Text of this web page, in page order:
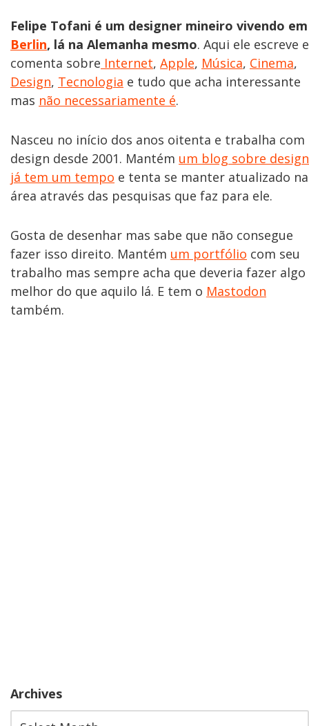
Felipe Tofani é um designer mineiro vivendo em
Berlin, lá na Alemanha mesmo. Aqui ele escreve e
comenta sobre Internet, Apple, Música, Cinema,
Design, Tecnologia e tudo que acha interessante
mas não necessariamente é.
Nasceu no início dos anos oitenta e trabalha com
design desde 2001. Mantém um blog sobre design
já tem um tempo e tenta se manter atualizado na
área através das pesquisas que faz para ele.
Gosta de desenhar mas sabe que não consegue
fazer isso direito. Mantém um portfólio com seu
trabalho mas sempre acha que deveria fazer algo
melhor do que aquilo lá. E tem o Mastodon
também.
Archives